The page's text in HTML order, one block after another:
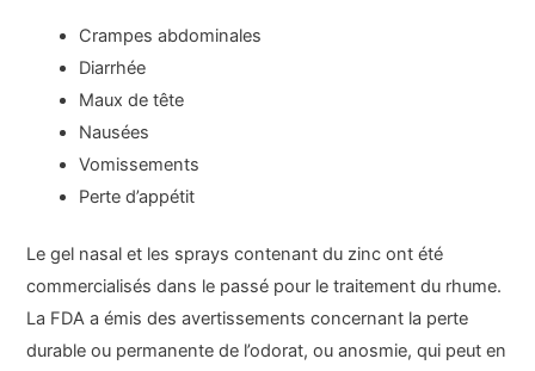
Crampes abdominales
Diarrhée
Maux de tête
Nausées
Vomissements
Perte d’appétit
Le gel nasal et les sprays contenant du zinc ont été
commercialisés dans le passé pour le traitement du rhume.
La FDA a émis des avertissements concernant la perte
durable ou permanente de l’odorat, ou anosmie, qui peut en